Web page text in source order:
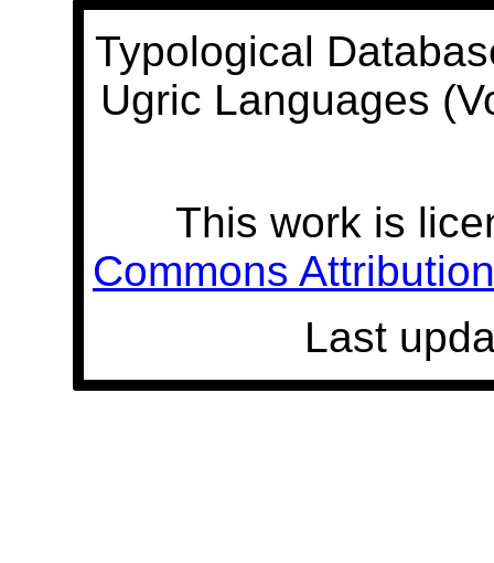
Typological
Ugric Languages
This work is
Commons
Last